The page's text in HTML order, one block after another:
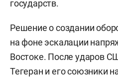
государств.
Решение о создании
на фоне эскалации
Востоке. После ударов
Тегеран и его союзники